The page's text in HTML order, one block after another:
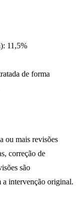
11,5%
de forma
ou mais revisões
correção de
são
a intervenção original.